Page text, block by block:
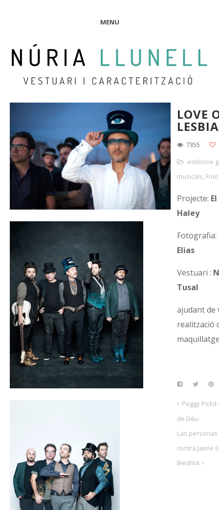
MENU
LOVE
7355
estilisme
musicals,
Projecte:
Haley
Fotografia:
Elias
Vestuari :
Tusal
ajudant de
realització
Peggy
de Dèu
Las
contra Jaime
Biedma